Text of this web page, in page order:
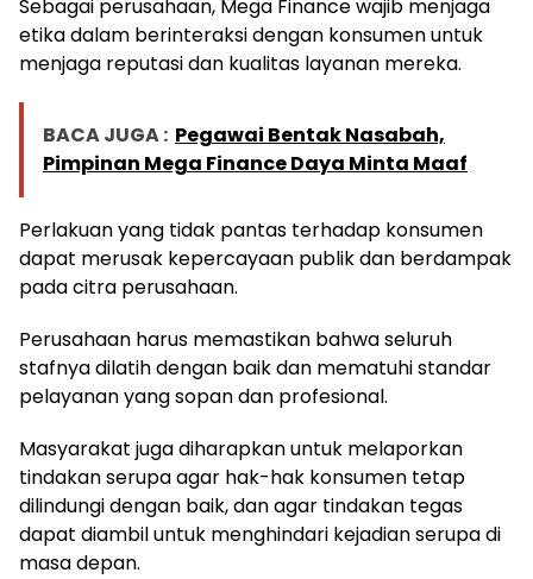
Sebagai perusahaan, Mega Finance wajib menjaga
etika dalam berinteraksi dengan konsumen untuk
menjaga reputasi dan kualitas layanan mereka.
BACA JUGA : Pegawai Bentak Nasabah,
Pimpinan Mega Finance Daya Minta Maaf
Perlakuan yang tidak pantas terhadap konsumen
dapat merusak kepercayaan publik dan berdampak
pada citra perusahaan.
Perusahaan harus memastikan bahwa seluruh
stafnya dilatih dengan baik dan mematuhi standar
pelayanan yang sopan dan profesional.
Masyarakat juga diharapkan untuk melaporkan
tindakan serupa agar hak-hak konsumen tetap
dilindungi dengan baik, dan agar tindakan tegas
dapat diambil untuk menghindari kejadian serupa di
masa depan.